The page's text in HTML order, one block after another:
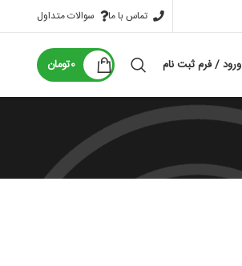
تماس با ما سوالات متداول
ورود / فرم ثبت نام 0تومان